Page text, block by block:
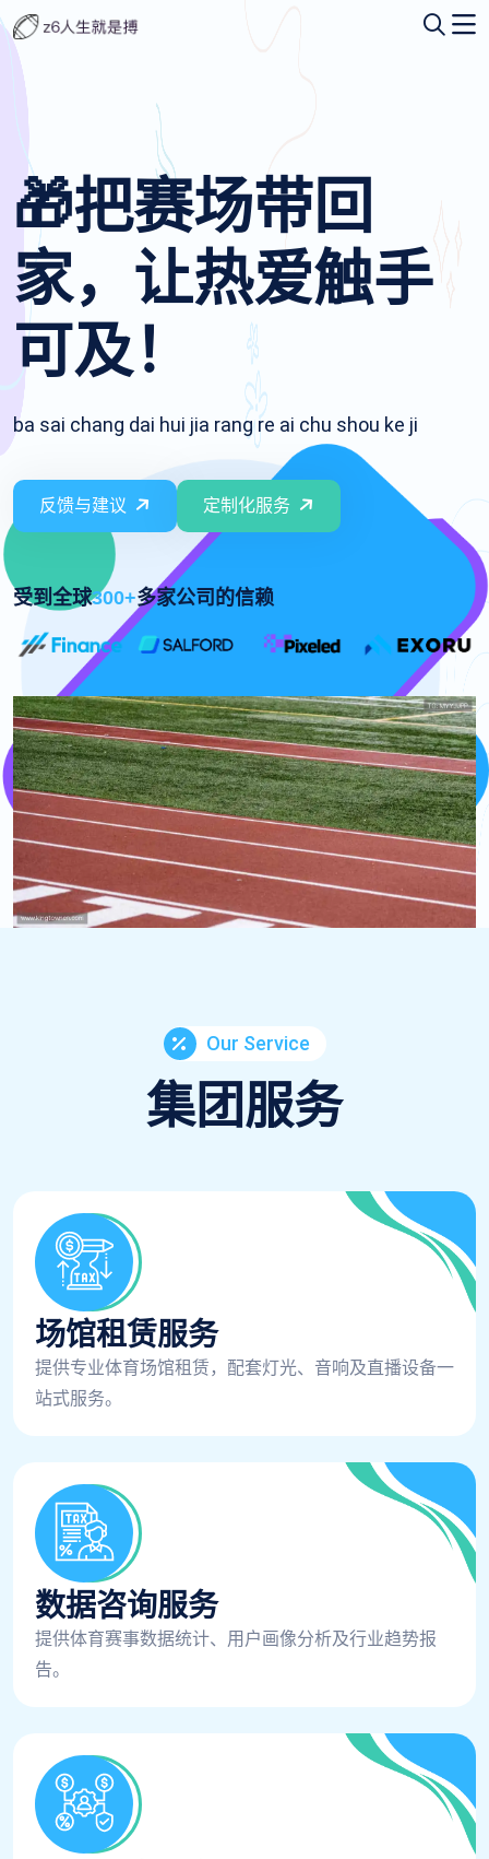
🎁把赛场带回
家，让热爱触手
可及！
ba sai chang dai hui jia rang re ai chu shou ke ji
反馈与建议 定制化服务
受到全球300+多家公司的信赖
Our Service
集团服务
场馆租赁服务
提供专业体育场馆租赁，配套灯光、音响及直播设备一
站式服务。
数据咨询服务
提供体育赛事数据统计、用户画像分析及行业趋势报
告。